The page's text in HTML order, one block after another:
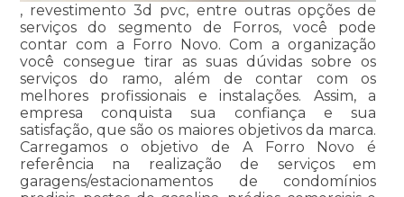
, revestimento 3d pvc, entre outras opções de
serviços do segmento de Forros, você pode
contar com a Forro Novo. Com a organização
você consegue tirar as suas dúvidas sobre os
serviços do ramo, além de contar com os
melhores profissionais e instalações. Assim, a
empresa conquista sua confiança e sua
satisfação, que são os maiores objetivos da marca.
Carregamos o objetivo de A Forro Novo é
referência na realização de serviços em
garagens/estacionamentos de condomínios